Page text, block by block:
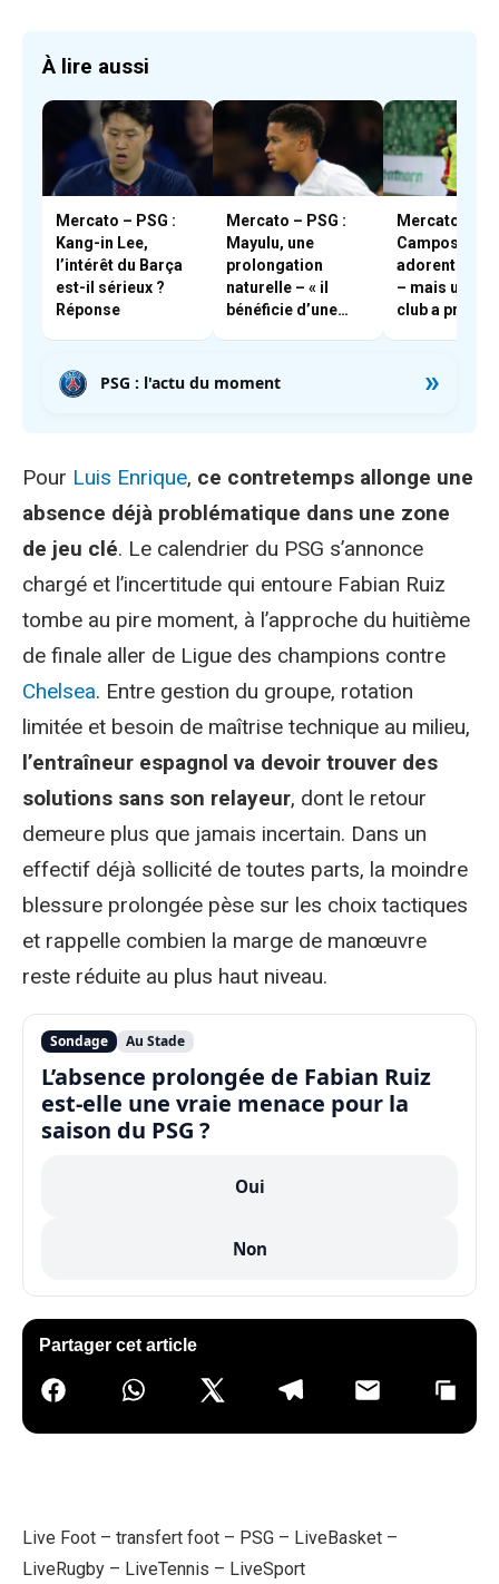
À lire aussi
Mercato – PSG :
Kang-in Lee,
l’intérêt du Barça
est-il sérieux ?
Réponse
Mercato – PSG :
Mayulu, une
prolongation
naturelle – « il
bénéficie d’une
Mercato –
Campos et
adorent
– mais un
club a pris les
PSG : l'actu du moment »
Pour Luis Enrique, ce contretemps allonge une
absence déjà problématique dans une zone
de jeu clé. Le calendrier du PSG s’annonce
chargé et l’incertitude qui entoure Fabian Ruiz
tombe au pire moment, à l’approche du huitième
de finale aller de Ligue des champions contre
Chelsea. Entre gestion du groupe, rotation
limitée et besoin de maîtrise technique au milieu,
l’entraîneur espagnol va devoir trouver des
solutions sans son relayeur, dont le retour
demeure plus que jamais incertain. Dans un
effectif déjà sollicité de toutes parts, la moindre
blessure prolongée pèse sur les choix tactiques
et rappelle combien la marge de manœuvre
reste réduite au plus haut niveau.
Sondage Au Stade
L’absence prolongée de Fabian Ruiz
est-elle une vraie menace pour la
saison du PSG ?
Oui
Non
Partager cet article
Live Foot – transfert foot – PSG – LiveBasket –
LiveRugby – LiveTennis – LiveSport